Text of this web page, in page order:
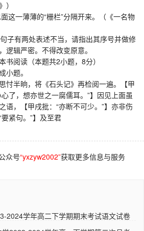
）
一薄薄的“栅栏”分隔开来。（《一名物
有两处表述不当，请指出其序号并做修
逻辑严密。不得改变原意。
阅读（本题共2小题，8分）
题。
半晌，将《石头记》再检阅一遍。【甲
了，想亦世之一腐儒耳。”】因见上面虽
语，【甲戌批：“亦断不可少。”】亦非伤
紧句。”】及至君
众号“yxzyw2002”获取更多信息与服务
2024学年高二下学期期末考试语文试卷